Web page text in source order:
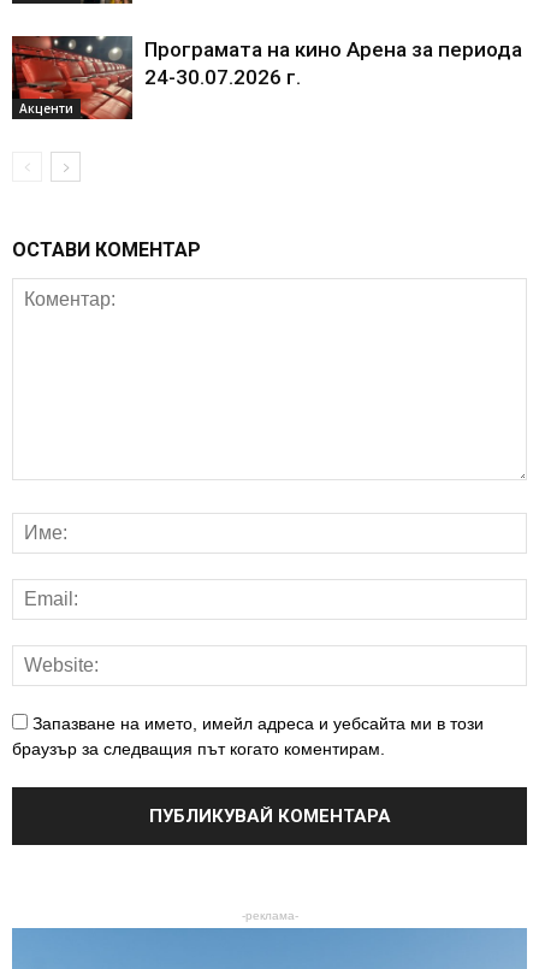
Акценти
Програмата на кино Арена за периода
24-30.07.2026 г.
ОСТАВИ КОМЕНТАР
Запазване на името, имейл адреса и уебсайта ми в този
браузър за следващия път когато коментирам.
-реклама-